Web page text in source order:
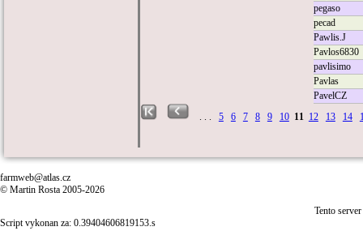
pegaso
pecad
Pawlis.J
Pavlos6830
pavlisimo
Pavlas
PavelCZ
. . . 5 6 7 8 9 10 11 12 13 14
farmweb@atlas.cz
© Martin Rosta 2005-2026
Tento
Script vykonan za: 0.39404606819153.s